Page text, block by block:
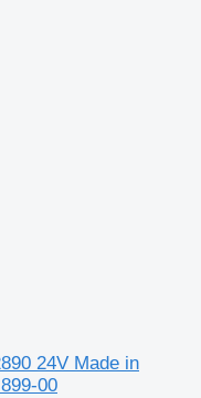
24V Made in
00